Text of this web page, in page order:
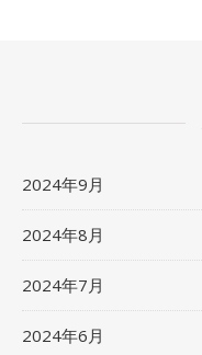
2024年9月
2024年8月
2024年7月
2024年6月